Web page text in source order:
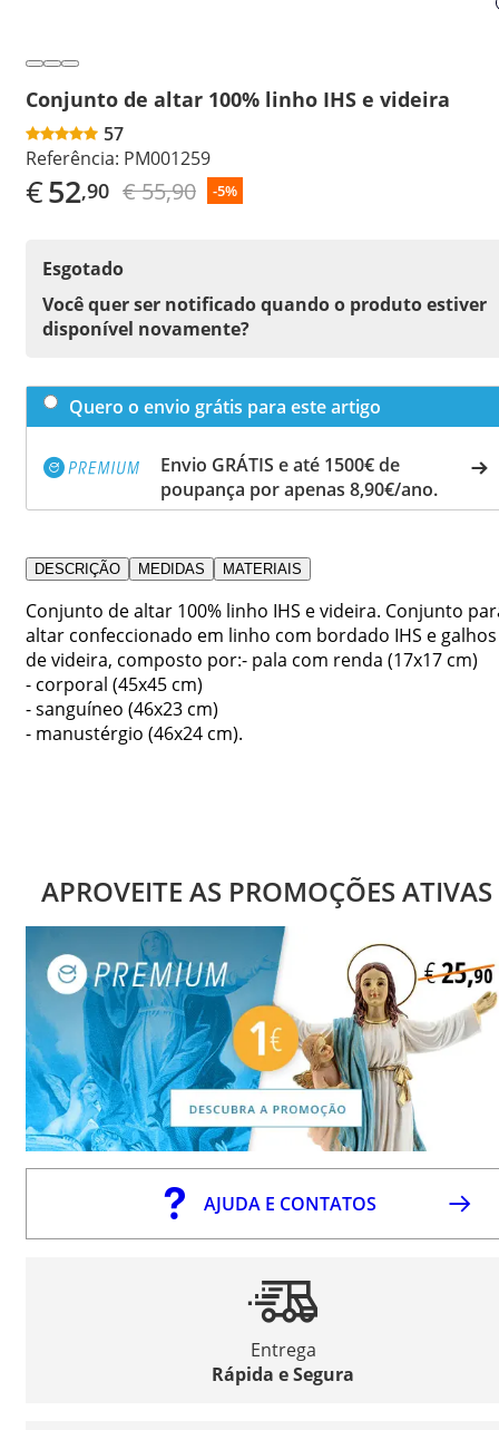
Conjunto de altar 100% linho IHS e videira
57
Referência: PM001259
€52,90 € 55,90 -5%
Esgotado
Você quer ser notificado quando o produto estiver
disponível novamente?
Quero o envio grátis para este artigo
Envio GRÁTIS e até 1500€ de
poupança por apenas 8,90€/ano.
DESCRIÇÃO MEDIDAS MATERIAIS
Conjunto de altar 100% linho IHS e videira. Conjunto
altar confeccionado em linho com bordado IHS e galhos
de videira, composto por:- pala com renda (17x17 cm)
- corporal (45x45 cm)
- sanguíneo (46x23 cm)
- manustérgio (46x24 cm).
APROVEITE AS PROMOÇÕES ATIVAS
AJUDA E CONTATOS
Entrega
Rápida e Segura